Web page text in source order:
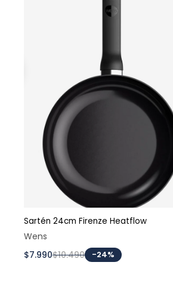
Agregar al carrito
Sartén 24cm Firenze Heatflow
Wens
$7.990$10.490 -24%